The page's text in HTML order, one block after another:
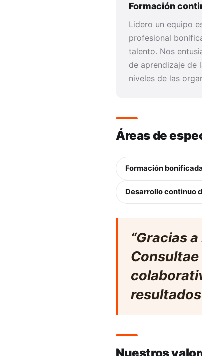
Formación
Lidero un equipo
profesional
talento. Nos
de aprendizaje de
niveles de las
Áreas de
Formación bonificada
Desarrollo continuo
“Gracias
Nuestros